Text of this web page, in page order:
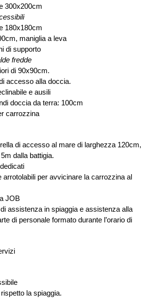
300x200cm
180x180cm
maniglia a leva
di supporto
fredde
di 90x90cm.
accesso alla doccia.
e ausili
doccia da terra: 100cm
carrozzina
di accesso al mare di larghezza 120cm,
dalla battigia.
arrotolabili per avvicinare la carrozzina al
JOB
assistenza in spiaggia e assistenza alla
di personale formato durante l’orario di
la spiaggia.